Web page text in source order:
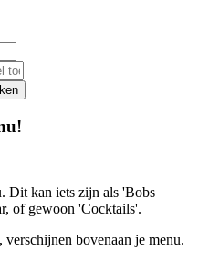
Dit kan iets zijn als 'Bobs
of gewoon 'Cocktails'.
bovenaan je menu.